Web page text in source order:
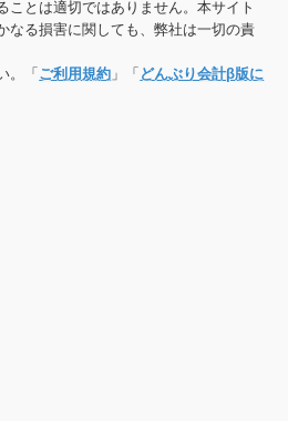
ことは適切ではありません。本サイト
なる損害に関しても、弊社は一切の責
。「ご利用規約 」「 どんぶり会計β版に